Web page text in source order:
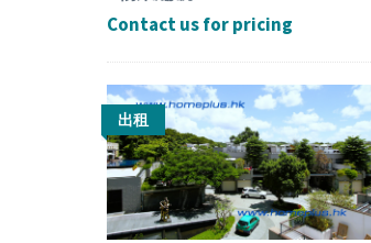
Contact us for pricing
出租